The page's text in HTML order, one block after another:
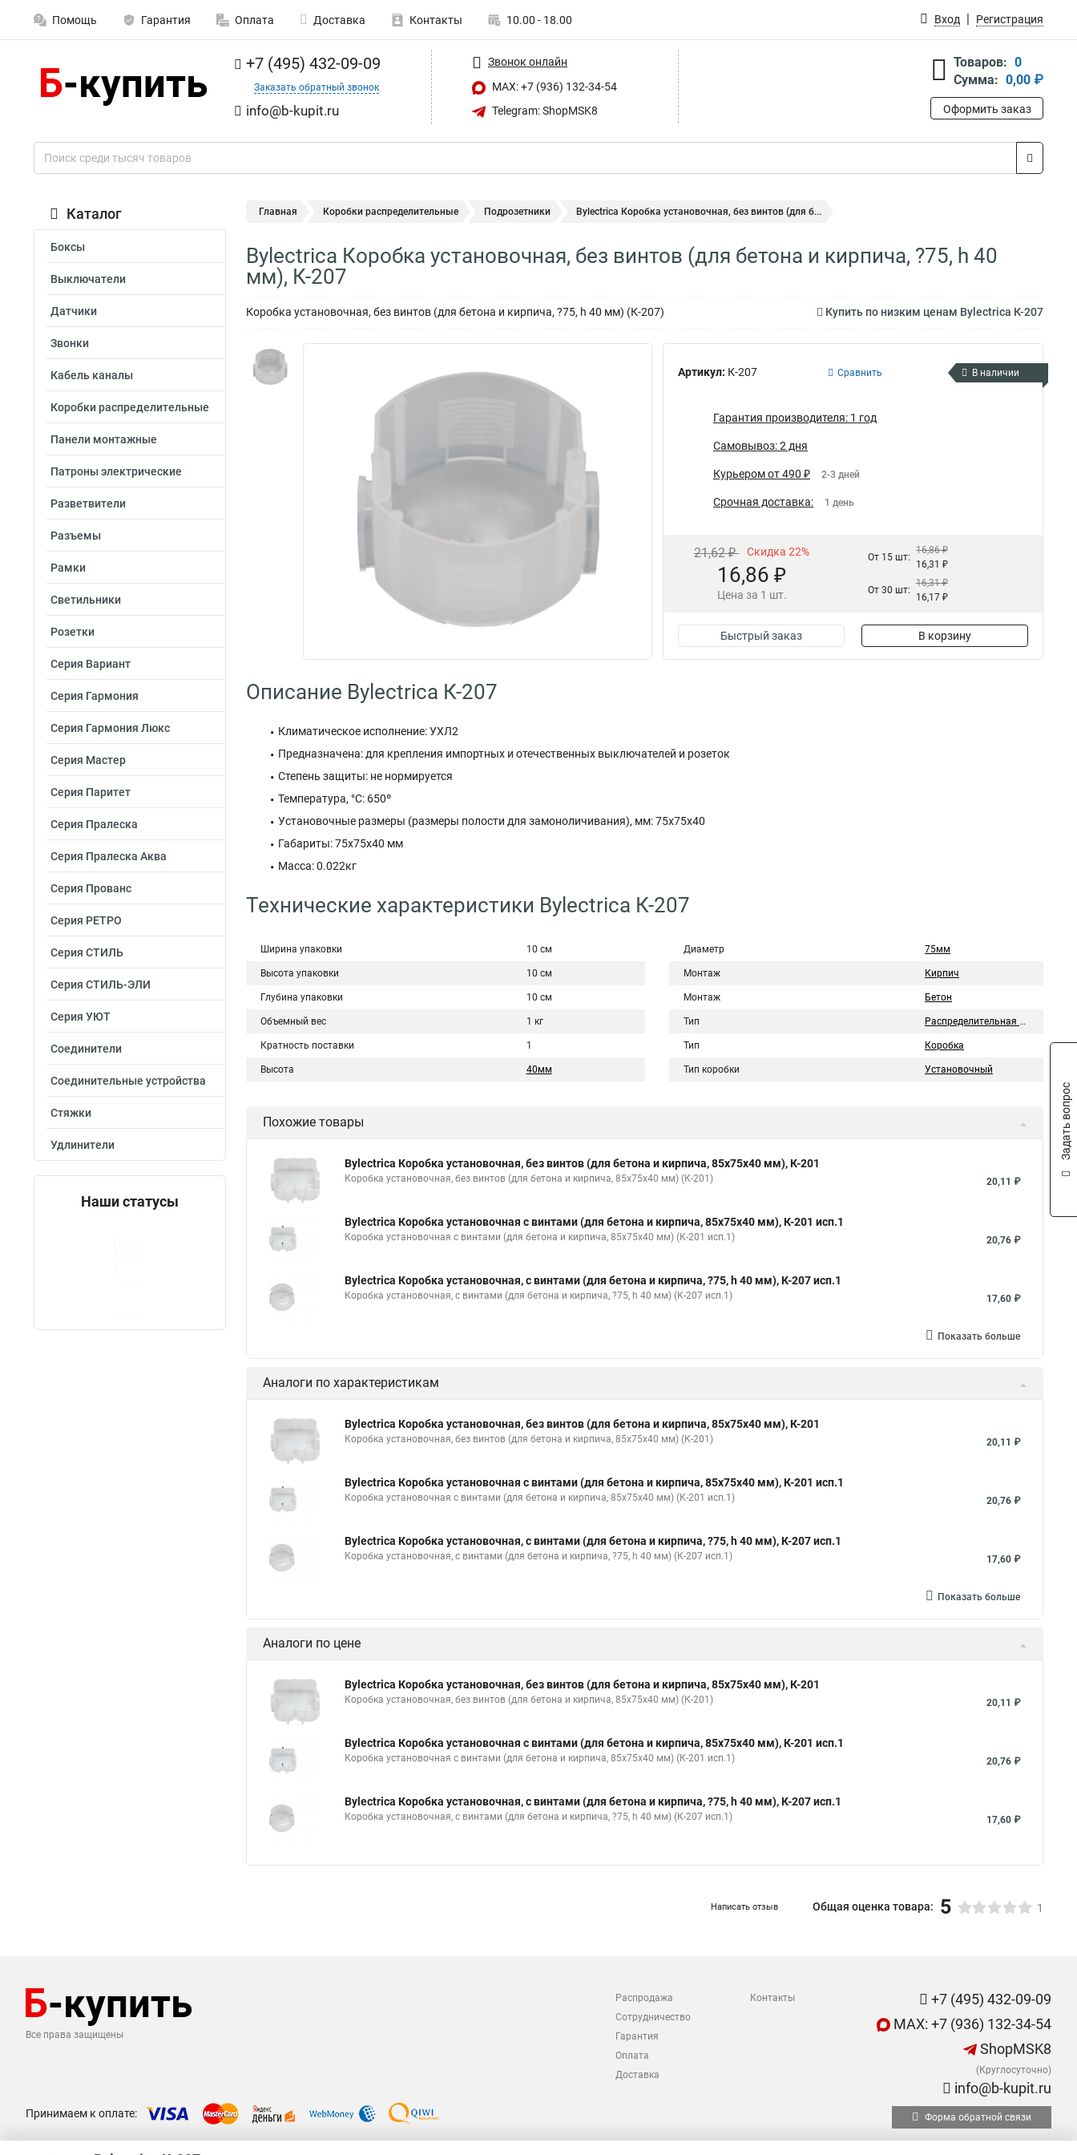
Помощь Гарантия Оплата Доставка Контакты 10.00 - 18.00 Вход Регистрация
+7 (495) 432-09-09
Заказать обратный звонок
info@b-kupit.ru
Звонок онлайн
MAX: +7 (936) 132-34-54
Telegram: ShopMSK8
Товаров: 0
Сумма: 0,00 ₽
Оформить заказ
Каталог
Боксы
Выключатели
Датчики
Звонки
Кабель каналы
Коробки распределительные
Панели монтажные
Патроны электрические
Разветвители
Разъемы
Рамки
Светильники
Розетки
Серия Вариант
Серия Гармония
Серия Гармония Люкс
Серия Мастер
Серия Паритет
Серия Пралеска
Серия Пралеска Аква
Серия Прованс
Серия РЕТРО
Серия СТИЛЬ
Серия СТИЛЬ-ЭЛИ
Серия УЮТ
Соединители
Соединительные устройства
Стяжки
Удлинители
Наши статусы
Главная Коробки распределительные Подрозетники Bylectrica Коробка установочная, без винтов (для б...
Bylectrica Коробка установочная, без винтов (для бетона и кирпича, ?75, h 40
мм), К-207
Коробка установочная, без винтов (для бетона и кирпича, ?75, h 40 мм) (К-207) Купить по низким ценам Bylectrica К-207
Артикул: К-207 Сравнить В наличии
Гарантия производителя: 1 год
Самовывоз: 2 дня
Курьером от 490 ₽ 2-3 дней
Срочная доставка: 1 день
21,62 ₽ Скидка 22%
16,86 ₽
Цена за 1 шт.
От 15 шт:
16,86 ₽
16,31 ₽
От 30 шт:
16,31 ₽
16,17 ₽
Быстрый заказ В корзину
Описание Bylectrica К-207
Климатическое исполнение: УХЛ2
Предназначена: для крепления импортных и отечественных выключателей и розеток
Степень защиты: не нормируется
Температура, °C: 650º
Установочные размеры (размеры полости для замоноличивания), мм: 75х75х40
Габариты: 75x75x40 мм
Масса: 0.022кг
Технические характеристики Bylectrica К-207
Ширина упаковки 10 см
Высота упаковки 10 см
Глубина упаковки 10 см
Объемный вес 1 кг
Кратность поставки 1
Высота 40мм
Диаметр 75мм
Монтаж Кирпич
Монтаж Бетон
Тип Распределительная коробка
Тип Коробка
Тип коробки Установочный
Похожие товары
Bylectrica Коробка установочная, без винтов (для бетона и кирпича, 85х75х40 мм), К-201
Коробка установочная, без винтов (для бетона и кирпича, 85х75х40 мм) (К-201) 20,11 ₽
Bylectrica Коробка установочная с винтами (для бетона и кирпича, 85х75х40 мм), К-201 исп.1
Коробка установочная с винтами (для бетона и кирпича, 85х75х40 мм) (К-201 исп.1) 20,76 ₽
Bylectrica Коробка установочная, с винтами (для бетона и кирпича, ?75, h 40 мм), К-207 исп.1
Коробка установочная, с винтами (для бетона и кирпича, ?75, h 40 мм) (К-207 исп.1) 17,60 ₽
Показать больше
Аналоги по характеристикам
Bylectrica Коробка установочная, без винтов (для бетона и кирпича, 85х75х40 мм), К-201
Коробка установочная, без винтов (для бетона и кирпича, 85х75х40 мм) (К-201) 20,11 ₽
Bylectrica Коробка установочная с винтами (для бетона и кирпича, 85х75х40 мм), К-201 исп.1
Коробка установочная с винтами (для бетона и кирпича, 85х75х40 мм) (К-201 исп.1) 20,76 ₽
Bylectrica Коробка установочная, с винтами (для бетона и кирпича, ?75, h 40 мм), К-207 исп.1
Коробка установочная, с винтами (для бетона и кирпича, ?75, h 40 мм) (К-207 исп.1) 17,60 ₽
Показать больше
Аналоги по цене
Bylectrica Коробка установочная, без винтов (для бетона и кирпича, 85х75х40 мм), К-201
Коробка установочная, без винтов (для бетона и кирпича, 85х75х40 мм) (К-201) 20,11 ₽
Bylectrica Коробка установочная с винтами (для бетона и кирпича, 85х75х40 мм), К-201 исп.1
Коробка установочная с винтами (для бетона и кирпича, 85х75х40 мм) (К-201 исп.1) 20,76 ₽
Bylectrica Коробка установочная, с винтами (для бетона и кирпича, ?75, h 40 мм), К-207 исп.1
Коробка установочная, с винтами (для бетона и кирпича, ?75, h 40 мм) (К-207 исп.1) 17,60 ₽
Написать отзыв Общая оценка товара: 5 1
Все права защищены
Распродажа
Сотрудничество
Гарантия
Оплата
Доставка
Контакты
+7 (495) 432-09-09
MAX: +7 (936) 132-34-54
ShopMSK8
(Круглосуточно)
info@b-kupit.ru
Принимаем к оплате: Форма обратной связи
Задать вопрос